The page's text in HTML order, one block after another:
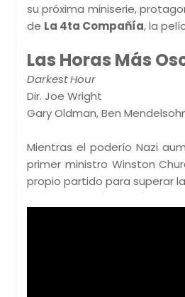
su próxima miniserie,
de La 4ta Compañía, la
Las Horas Más
Darkest Hour
Dir. Joe Wright
Gary Oldman, Ben
Mientras el poderío Nazi
primer ministro Winston
propio partido para superar